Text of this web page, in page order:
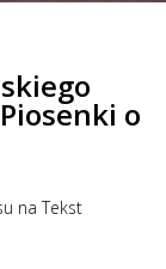
o
na Tekst